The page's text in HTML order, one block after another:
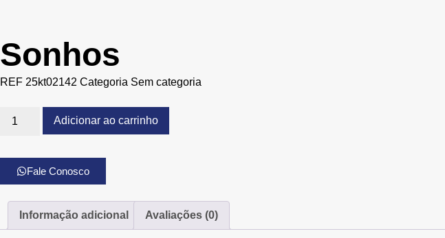
Sonhos
REF 25kt02142 Categoria Sem categoria
Adicionar ao carrinho
Fale Conosco
Informação adicional Avaliações (0)